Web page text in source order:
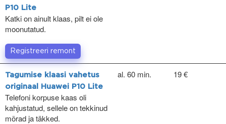
P10 Lite
Katki on ainult klaas, pilt ei ole
moonutatud.
Registreeri remont
Tagumise klaasi vahetus
originaal Huawei P10 Lite
Telefoni korpuse kaas oli
kahjustatud, sellele on tekkinud
mõrad ja täkked.
al. 60 min. 19 €